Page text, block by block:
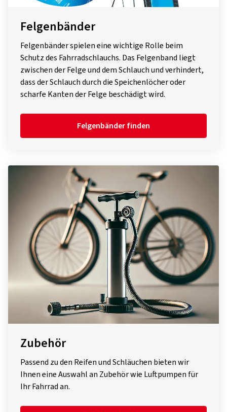
Felgenbänder
Felgenbänder spielen eine wichtige Rolle beim
Schutz des Fahrradschlauchs. Das Felgenband liegt
zwischen der Felge und dem Schlauch und verhindert,
dass der Schlauch durch die Speichenlöcher oder
scharfe Kanten der Felge beschädigt wird.
Felgenbänder finden
Zubehör
Passend zu den Reifen und Schläuchen bieten wir
Ihnen eine Auswahl an Zubehör wie Luftpumpen für
Ihr Fahrrad an.